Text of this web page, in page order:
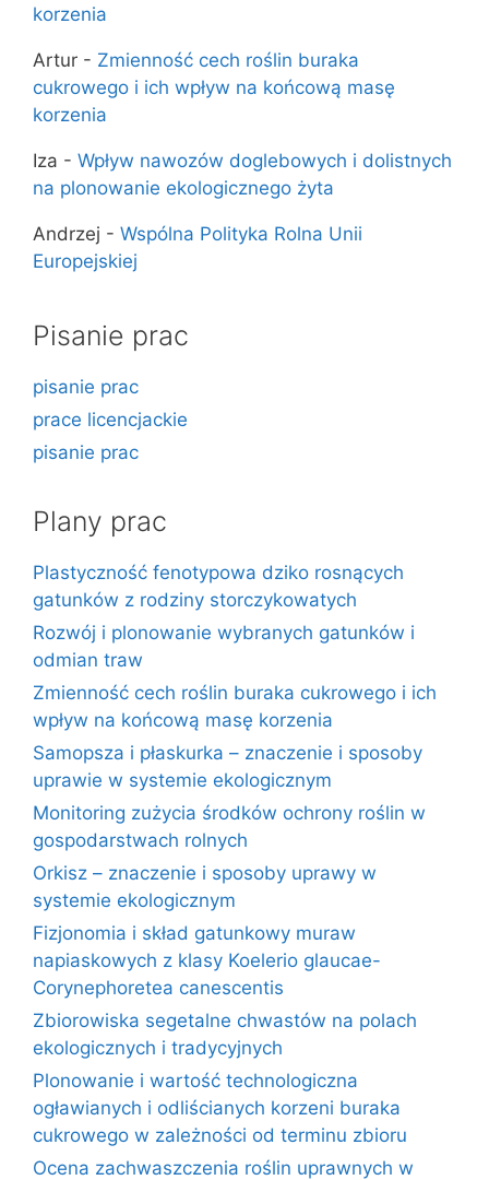
korzenia
Artur - Zmienność cech roślin buraka
cukrowego i ich wpływ na końcową masę
korzenia
Iza - Wpływ nawozów doglebowych i dolistnych
na plonowanie ekologicznego żyta
Andrzej - Wspólna Polityka Rolna Unii
Europejskiej
Pisanie prac
pisanie prac
prace licencjackie
pisanie prac
Plany prac
Plastyczność fenotypowa dziko rosnących
gatunków z rodziny storczykowatych
Rozwój i plonowanie wybranych gatunków i
odmian traw
Zmienność cech roślin buraka cukrowego i ich
wpływ na końcową masę korzenia
Samopsza i płaskurka – znaczenie i sposoby
uprawie w systemie ekologicznym
Monitoring zużycia środków ochrony roślin w
gospodarstwach rolnych
Orkisz – znaczenie i sposoby uprawy w
systemie ekologicznym
Fizjonomia i skład gatunkowy muraw
napiaskowych z klasy Koelerio glaucae-
Corynephoretea canescentis
Zbiorowiska segetalne chwastów na polach
ekologicznych i tradycyjnych
Plonowanie i wartość technologiczna
ogławianych i odliścianych korzeni buraka
cukrowego w zależności od terminu zbioru
Ocena zachwaszczenia roślin uprawnych w